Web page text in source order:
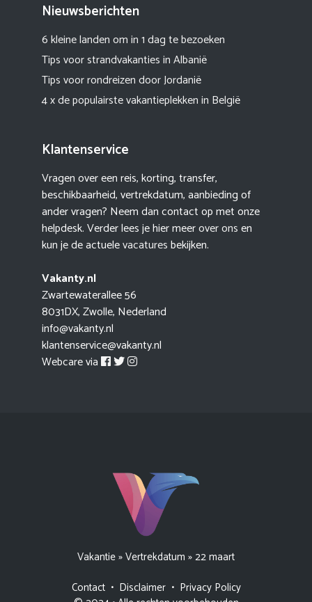
Nieuwsberichten
6 kleine landen om in 1 dag te bezoeken
Tips voor strandvakanties in Albanië
Tips voor rondreizen door Jordanië
4 x de populairste vakantieplekken in België
Klantenservice
Vragen over een reis, korting, transfer,
beschikbaarheid, vertrekdatum, aanbieding of
ander vragen? Neem dan contact op met onze
helpdesk. Verder lees je hier meerover onsen
kun je de actuelevacaturesbekijken.
Vakanty.nl
Zwartewaterallee 56
8031DX, Zwolle, Nederland
info@vakanty.nl
klantenservice@vakanty.nl
Webcare via
Vakantie»Vertrekdatum »22 maart
Contact• Disclaimer• Privacy Policy